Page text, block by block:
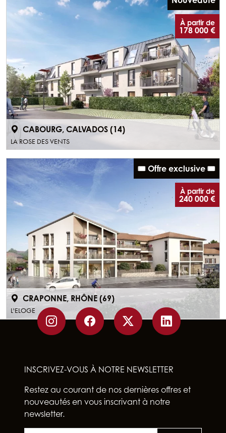
À partir de
178 000 €
CABOURG, CALVADOS (14)
LA ROSE DES VENTS
🎟️ Offre exclusive 🎟️
À partir de
240 000 €
CRAPONNE, RHÔNE (69)
L'ELOGE
INSCRIVEZ-VOUS À NOTRE NEWSLETTER
Restez au courant de nos dernières offres et
nouveautés en vous inscrivant à notre
newsletter.